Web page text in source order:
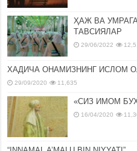
ҲАЖ ВА
ТАВСИЯЛАР
29/06/2022
ХАДИЧА ОНАМИЗНИНГ ИСЛОМ
29/09/2020 11,635
«СИЗ ИМОМ
16/04/2020